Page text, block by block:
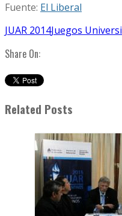
Fuente: El Liberal
JUAR 2014Juegos
Share On:
Related Posts